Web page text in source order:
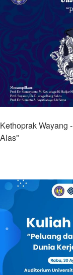
Kethoprak Wayang
Alas"